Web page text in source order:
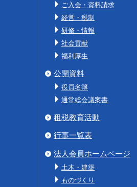
ご入会・資料請求
経営・税制
研修・情報
社会貢献
福利厚生
公開資料
役員名簿
通常総会議案書
租税教育活動
行事一覧表
法人会員ホームページ
土木・建築
ものづくり